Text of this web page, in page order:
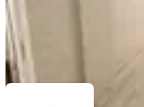
Germenicia Gayrimenkul
Ara